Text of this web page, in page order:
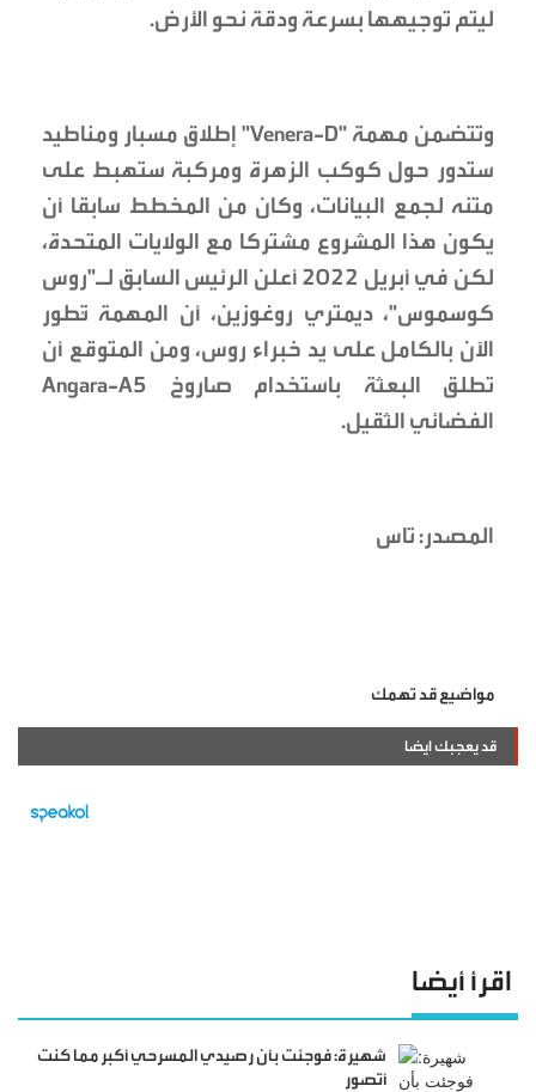
ليتم توجيهها بسرعة ودقة نحو الأرض.
وتتضمن مهمة "Venera-D" إطلاق مسبار ومناطيد
ستدور حول كوكب الزهرة ومركبة ستهبط على
متنه لجمع البيانات، وكان من المخطط سابقا أن
يكون هذا المشروع مشتركا مع الولايات المتحدة،
لكن في أبريل 2022 أعلن الرئيس السابق لـ"روس
كوسموس"، ديمتري روغوزين، أن المهمة تُطور
الآن بالكامل على يد خبراء روس، ومن المتوقع أن
تطلق البعثة باستخدام صاروخ Angara-A5
الفضائي الثقيل.
المصدر: تاس
مواضيع قد تهمك
قد يعجبك ايضا
اقرأ أيضا
شهيرة: فوجئت بأن رصيدي المسرحي أكبر مما كنت
أتصور